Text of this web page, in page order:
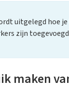
uitgelegd hoe
zijn
maken